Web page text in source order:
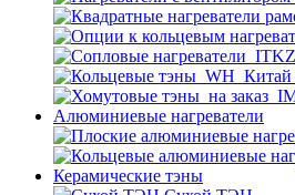
Алюминиевые нагреватели
Керамические тэны